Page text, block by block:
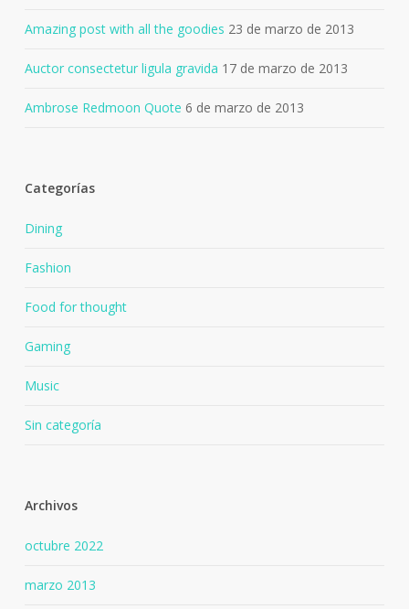
Amazing post with all the goodies 23 de marzo de 2013
Auctor consectetur ligula gravida 17 de marzo de 2013
Ambrose Redmoon Quote 6 de marzo de 2013
Categorías
Dining
Fashion
Food for thought
Gaming
Music
Sin categoría
Archivos
octubre 2022
marzo 2013